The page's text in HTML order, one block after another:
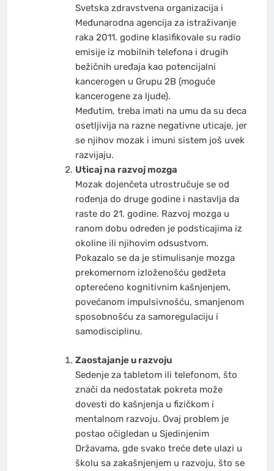
Svetska zdravstvena organizacija i
Međunarodna agencija za istraživanje
raka 2011. godine klasifikovale su radio
emisije iz mobilnih telefona i drugih
bežičnih uređaja kao potencijalni
kancerogen u Grupu 2B (moguće
kancerogene za ljude).
Međutim, treba imati na umu da su deca
osetljivija na razne negativne uticaje, jer
se njihov mozak i imuni sistem još uvek
razvijaju.
Uticaj na razvoj mozga
Mozak dojenčeta utrostručuje se od
rođenja do druge godine i nastavlja da
raste do 21. godine. Razvoj mozga u
ranom dobu određen je podsticajima iz
okoline ili njihovim odsustvom.
Pokazalo se da je stimulisanje mozga
prekomernom izloženošću gedžeta
opterećeno kognitivnim kašnjenjem,
povećanom impulsivnošću, smanjenom
sposobnošću za samoregulaciju i
samodisciplinu.
Zaostajanje u razvoju
Sedenje za tabletom ili telefonom, što
znači da nedostatak pokreta može
dovesti do kašnjenja u fizičkom i
mentalnom razvoju. Ovaj problem je
postao očigledan u Sjedinjenim
Državama, gde svako treće dete ulazi u
školu sa zakašnjenjem u razvoju, što se